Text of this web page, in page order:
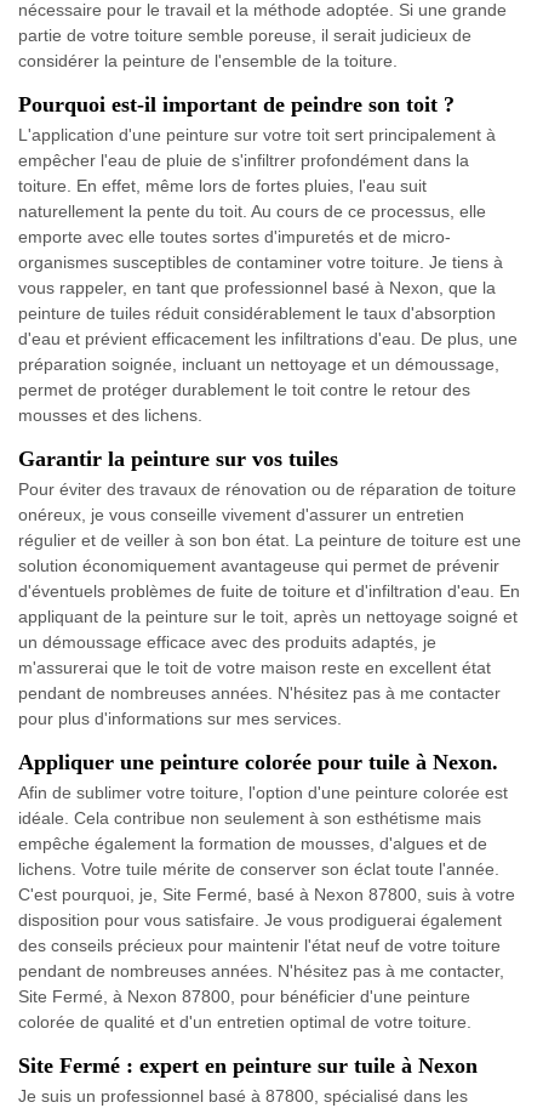
nécessaire pour le travail et la méthode adoptée. Si une grande
partie de votre toiture semble poreuse, il serait judicieux de
considérer la peinture de l'ensemble de la toiture.
Pourquoi est-il important de peindre son toit ?
L'application d'une peinture sur votre toit sert principalement à
empêcher l'eau de pluie de s'infiltrer profondément dans la
toiture. En effet, même lors de fortes pluies, l'eau suit
naturellement la pente du toit. Au cours de ce processus, elle
emporte avec elle toutes sortes d'impuretés et de micro-
organismes susceptibles de contaminer votre toiture. Je tiens à
vous rappeler, en tant que professionnel basé à Nexon, que la
peinture de tuiles réduit considérablement le taux d'absorption
d'eau et prévient efficacement les infiltrations d'eau. De plus, une
préparation soignée, incluant un nettoyage et un démoussage,
permet de protéger durablement le toit contre le retour des
mousses et des lichens.
Garantir la peinture sur vos tuiles
Pour éviter des travaux de rénovation ou de réparation de toiture
onéreux, je vous conseille vivement d'assurer un entretien
régulier et de veiller à son bon état. La peinture de toiture est une
solution économiquement avantageuse qui permet de prévenir
d'éventuels problèmes de fuite de toiture et d'infiltration d'eau. En
appliquant de la peinture sur le toit, après un nettoyage soigné et
un démoussage efficace avec des produits adaptés, je
m'assurerai que le toit de votre maison reste en excellent état
pendant de nombreuses années. N'hésitez pas à me contacter
pour plus d'informations sur mes services.
Appliquer une peinture colorée pour tuile à Nexon.
Afin de sublimer votre toiture, l'option d'une peinture colorée est
idéale. Cela contribue non seulement à son esthétisme mais
empêche également la formation de mousses, d'algues et de
lichens. Votre tuile mérite de conserver son éclat toute l'année.
C'est pourquoi, je, Site Fermé, basé à Nexon 87800, suis à votre
disposition pour vous satisfaire. Je vous prodiguerai également
des conseils précieux pour maintenir l'état neuf de votre toiture
pendant de nombreuses années. N'hésitez pas à me contacter,
Site Fermé, à Nexon 87800, pour bénéficier d'une peinture
colorée de qualité et d'un entretien optimal de votre toiture.
Site Fermé : expert en peinture sur tuile à Nexon
Je suis un professionnel basé à 87800, spécialisé dans les